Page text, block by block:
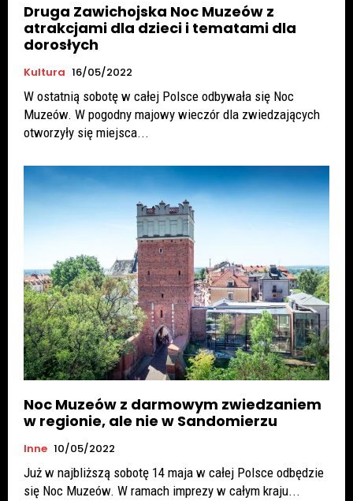
Druga Zawichojska Noc Muzeów z
atrakcjami dla dzieci i tematami dla
dorosłych
Kultura 16/05/2022
W ostatnią sobotę w całej Polsce odbywała się Noc
Muzeów. W pogodny majowy wieczór dla zwiedzających
otworzyły się miejsca...
Noc Muzeów z darmowym zwiedzaniem
w regionie, ale nie w Sandomierzu
Inne 10/05/2022
Już w najbliższą sobotę 14 maja w całej Polsce odbędzie
się Noc Muzeów. W ramach imprezy w całym kraju...